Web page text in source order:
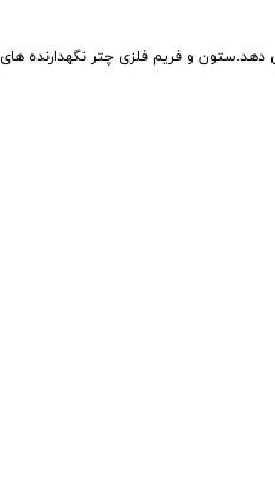
پوشش می دهد.ستون و فریم فلزی چتر نگهدارنده های